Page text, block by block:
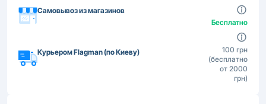
Самовывоз из магазинов
Бесплатно
Курьером Flagman (по Киеву)
100 грн
(бесплатно
от 2000
грн)